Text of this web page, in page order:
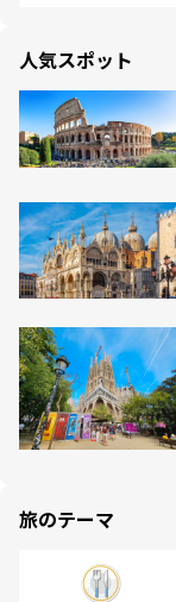
人気スポット
旅のテーマ